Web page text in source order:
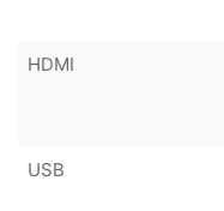
HDMI
USB